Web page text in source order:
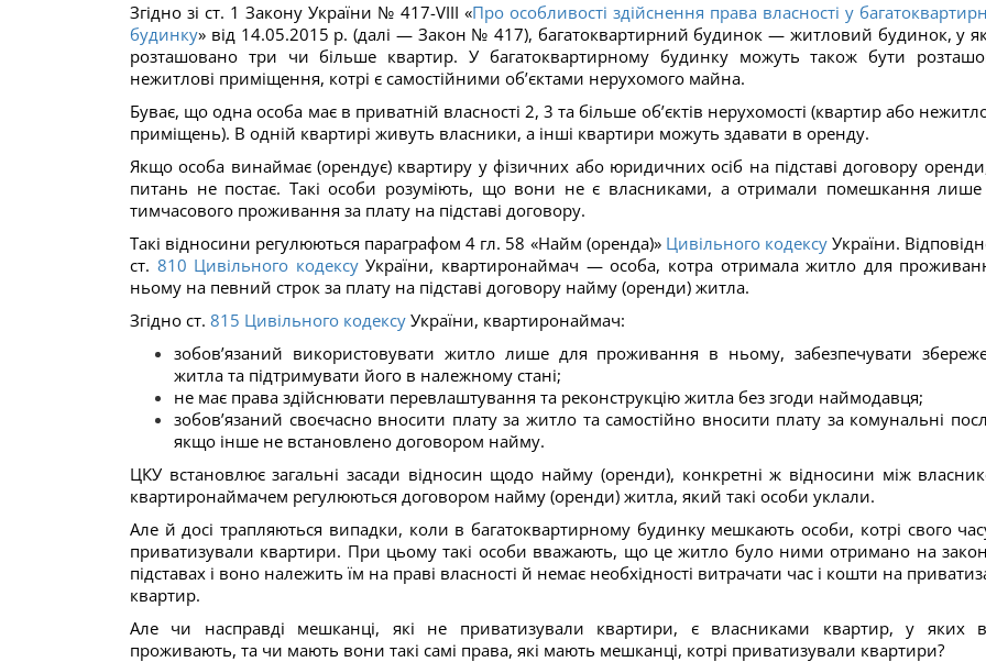
Згідно зі ст. 1 Закону України № 417-VIII «Про особливості здійснення права власності у
будинку» від 14.05.2015 р. (далі — Закон № 417), багатоквартирний будинок — житловий будинок, у
розташовано три чи більше квартир. У багатоквартирному будинку можуть також бути
нежитлові приміщення, котрі є самостійними об’єктами нерухомого майна.
Буває, що одна особа має в приватній власності 2, 3 та більше об’єктів нерухомості (квартир або
приміщень). В одній квартирі живуть власники, а інші квартири можуть здавати в оренду.
Якщо особа винаймає (орендує) квартиру у фізичних або юридичних осіб на підставі договору
питань не постає. Такі особи розуміють, що вони не є власниками, а отримали помешкання
тимчасового проживання за плату на підставі договору.
Такі відносини регулюються параграфом 4 гл. 58 «Найм (оренда)» Цивільного кодексуУкраїни.
ст. 810 Цивільного кодексуУкраїни, квартиронаймач — особа, котра отримала житло для
ньому на певний строк за плату на підставі договору найму (оренди) житла.
Згідно ст. 815 Цивільного кодексу України, квартиронаймач:
зобов’язаний використовувати житло лише для проживання в ньому, забезпечувати
житла та підтримувати його в належному стані;
не має права здійснювати перевлаштування та реконструкцію житла без згоди наймодавця;
зобов’язаний своєчасно вносити плату за житло та самостійно вносити плату за комунальні
якщо інше не встановлено договором найму.
ЦКУ встановлює загальні засади відносин щодо найму (оренди), конкретні ж відносини між
квартиронаймачем регулюються договором найму (оренди) житла, який такі особи уклали.
Але й досі трапляються випадки, коли в багатоквартирному будинку мешкають особи, котрі свого
приватизували квартири. При цьому такі особи вважають, що це житло було ними отримано на
підставах і воно належить їм на праві власності й немає необхідності витрачати час і кошти на
квартир.
Але чи насправді мешканці, які не приватизували квартири, є власниками квартир, у яких
проживають, та чи мають вони такі самі права, які мають мешканці, котрі приватизували квартири?